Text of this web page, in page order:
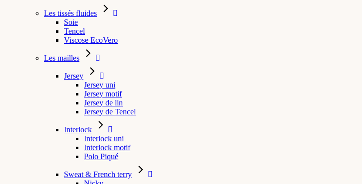
Les tissés fluides
Soie
Tencel
Viscose EcoVero
Les mailles
Jersey
Jersey uni
Jersey motif
Jersey de lin
Jersey de Tencel
Interlock
Interlock uni
Interlock motif
Polo Piqué
Sweat & French terry